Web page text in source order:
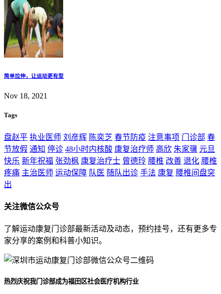
简单拉伸，让运动更有型
Nov 18, 2021
Tags
盘赵平 执业医师 刘彦辉 陈奕芝 春节防疫 注意事项 门诊部 春
节放假 通知 停诊 48小时内核酸 康复治疗师 高欣 朱家骥 元旦
快乐 新年祝福 张劲枫 康复治疗士 曾德玲 腰椎 改善 退化 腰椎
疼痛 主治医师 运动保障 队医 随队出诊 手法 康复 腰椎间盘突
出
关注微信公众号
了解运动康复门诊部最新活动及动态，预约挂号，还有更多专
家分享的案例和科普小知识。
热烈庆祝我门诊部成为福田区社会医疗机构行业